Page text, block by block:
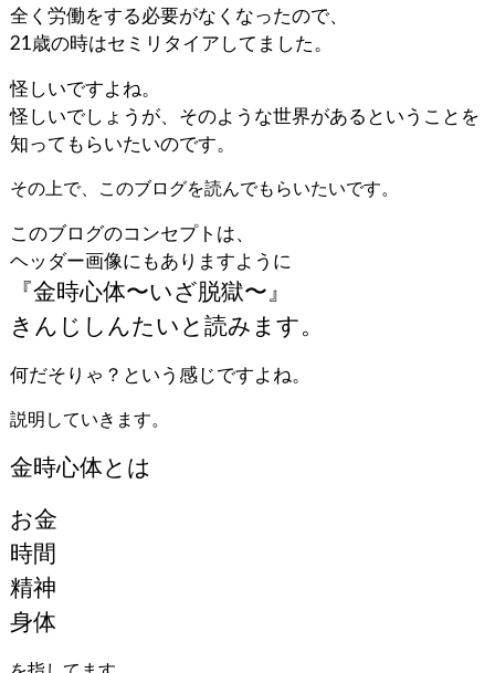
全く労働をする必要がなくなったので、
21歳の時はセミリタイアしてました。
怪しいですよね。
怪しいでしょうが、そのような世界があるということを
知ってもらいたいのです。
その上で、このブログを読んでもらいたいです。
このブログのコンセプトは、
ヘッダー画像にもありますように
『金時心体〜いざ脱獄〜』
きんじしんたいと読みます。
何だそりゃ？という感じですよね。
説明していきます。
金時心体とは
お金
時間
精神
身体